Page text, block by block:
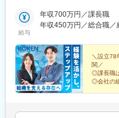
給与
年収700万円／課長職
年収450万円／総合職／
＼設立78
関／
◎課長職
◎会社の